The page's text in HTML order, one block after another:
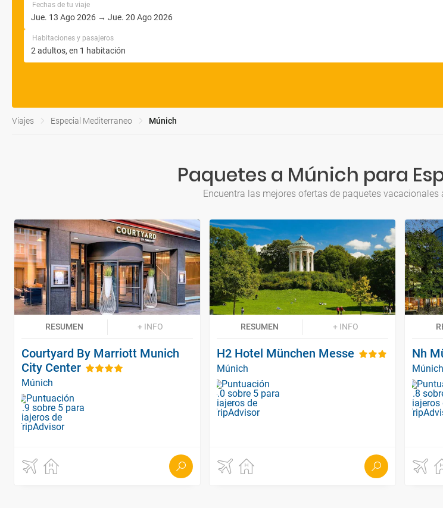
Fechas de tu viaje
Habitaciones y pasajeros
Viajes Especial Mediterraneo Múnich
Paquetes a Múnich para
Encuentra las mejores ofertas de paquetes
RESUMEN + INFO
Courtyard By Marriott Munich
City Center
Múnich
RESUMEN + INFO
H2 Hotel München Messe
Múnich
Nh
Múnich